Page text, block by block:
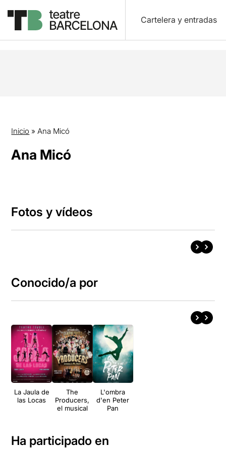
Cartelera y entradas
Inicio »Ana Micó
Ana Micó
Fotos y vídeos
Conocido/a por
La Jaula de
las Locas
The
Producers,
el musical
L'ombra
d'en Peter
Pan
Ha participado en